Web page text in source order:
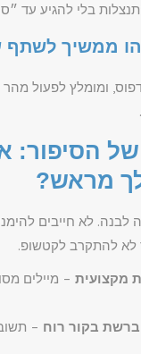
בלי להגיע עד
ומומלץ לפעול
הסיפור:
מראש?
לבנה. לא חייבים
לא להתקרב לקטשופ.
מקצועית – מיילים
ברשת בקור רוח –